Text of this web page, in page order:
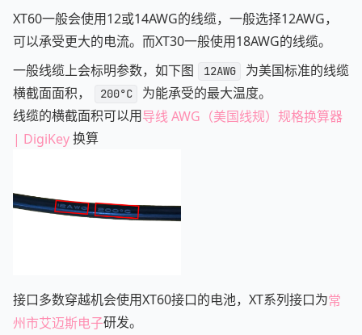
XT60一般会使用12或14AWG的线缆，一般选择12AWG，
可以承受更大的电流。而XT30一般使用18AWG的线缆。
一般线缆上会标明参数，如下图
12AWG
为美国标准的线缆
横截面面积，
200°C
为能承受的最大温度。
线缆的横截面积可以用导线 AWG（美国线规）规格换算器
| DigiKey换算
接口多数穿越机会使用XT60接口的电池，XT系列接口为常
州市艾迈斯电子研发。